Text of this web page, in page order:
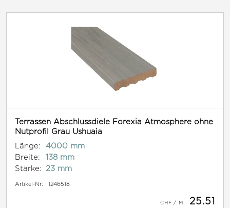
Terrassen Abschlussdiele Forexia Atmosphere ohne
Nutprofil Grau Ushuaia
Länge:
4000 mm
Breite:
138 mm
Stärke:
23 mm
Artikel-Nr: 1246518
25.51